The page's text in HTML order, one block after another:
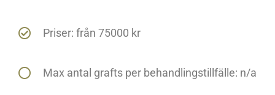
Priser: från 75000 kr
Max antal grafts per behandlingstillfälle: n/a